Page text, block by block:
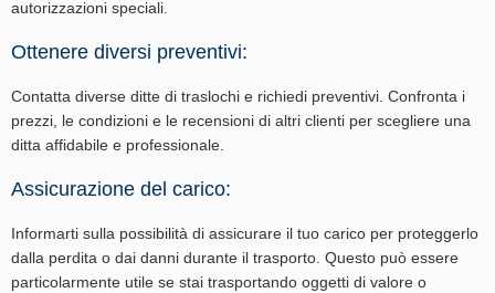
autorizzazioni speciali.
Ottenere diversi preventivi:
Contatta diverse ditte di traslochi e richiedi preventivi. Confronta i
prezzi, le condizioni e le recensioni di altri clienti per scegliere una
ditta affidabile e professionale.
Assicurazione del carico:
Informarti sulla possibilità di assicurare il tuo carico per proteggerlo
dalla perdita o dai danni durante il trasporto. Questo può essere
particolarmente utile se stai trasportando oggetti di valore o